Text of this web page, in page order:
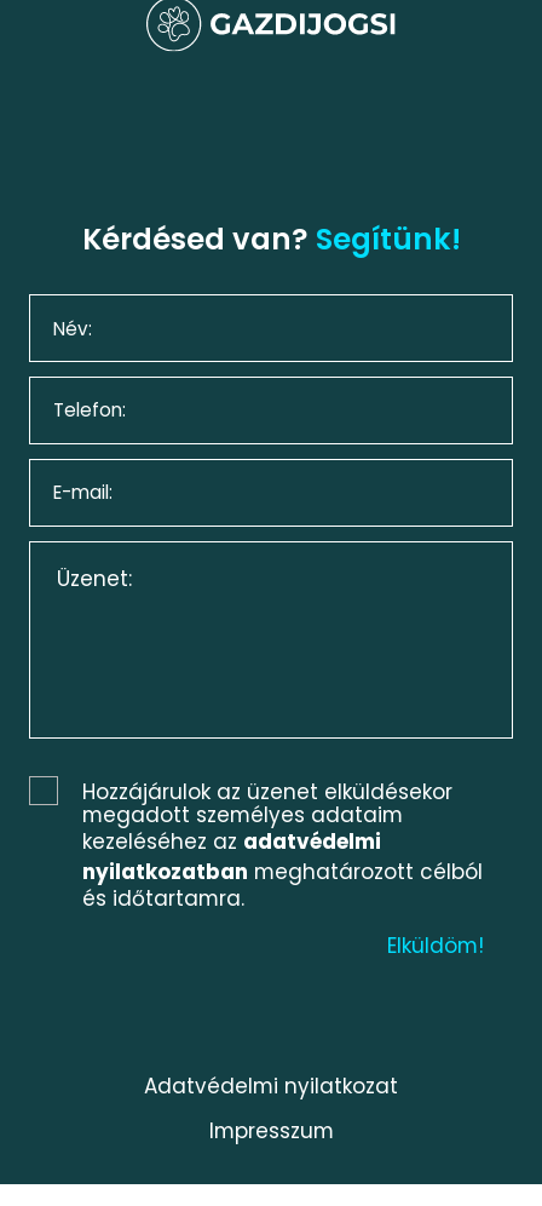
Kérdésed van? Segítünk!
Hozzájárulok az üzenet elküldésekor
megadott személyes adataim
kezeléséhez az adatvédelmi
nyilatkozatban meghatározott célból
és időtartamra.
Adatvédelmi nyilatkozat
Impresszum